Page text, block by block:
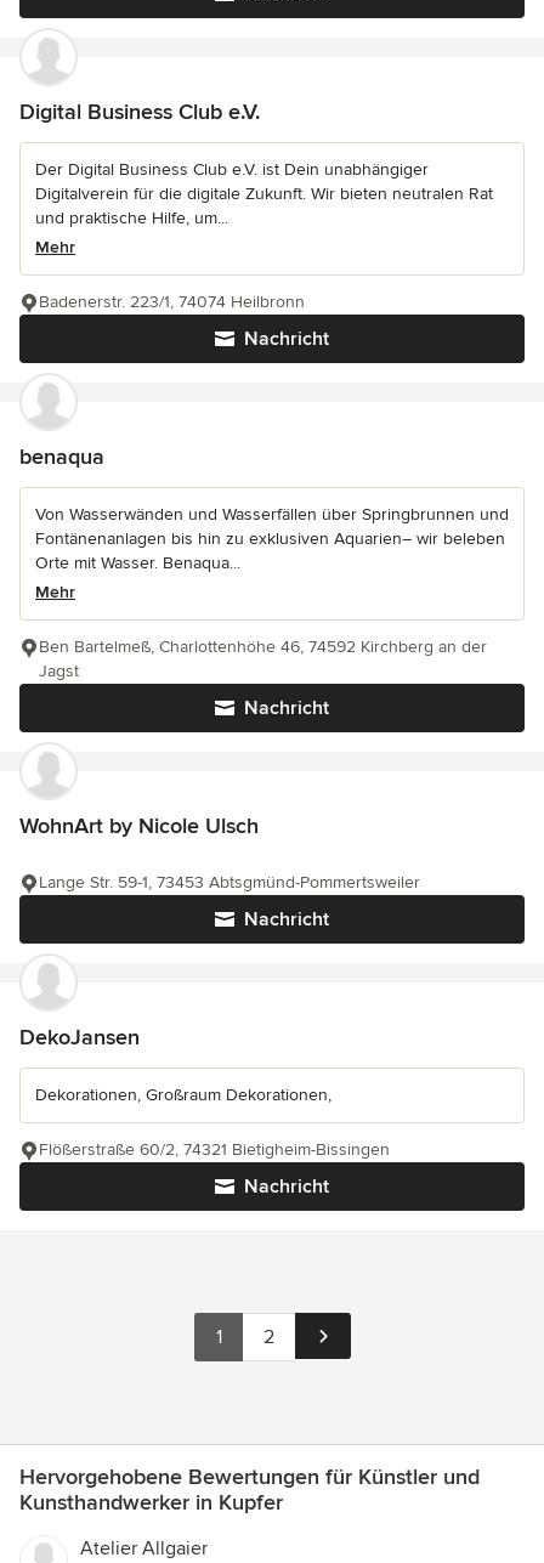
Digital Business Club e.V.
Der Digital Business Club e.V. ist Dein unabhängiger
Digitalverein für die digitale Zukunft. Wir bieten neutralen Rat
und praktische Hilfe, um...
Mehr
Nachricht
Badenerstr. 223/1, 74074 Heilbronn
benaqua
Von Wasserwänden und Wasserfällen über Springbrunnen und
Fontänenanlagen bis hin zu exklusiven Aquarien– wir beleben
Orte mit Wasser. Benaqua...
Mehr
Nachricht
Ben Bartelmeß, Charlottenhöhe 46, 74592 Kirchberg an der
Jagst
WohnArt by Nicole Ulsch
Nachricht
Lange Str. 59-1, 73453 Abtsgmünd-Pommertsweiler
DekoJansen
Dekorationen, Großraum Dekorationen,
Nachricht
Flößerstraße 60/2, 74321 Bietigheim-Bissingen
1 2
Hervorgehobene Bewertungen für Künstler und
Kunsthandwerker in Kupfer
Atelier Allgaier